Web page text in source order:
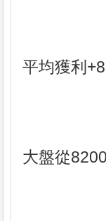
平均獲利
大盤從